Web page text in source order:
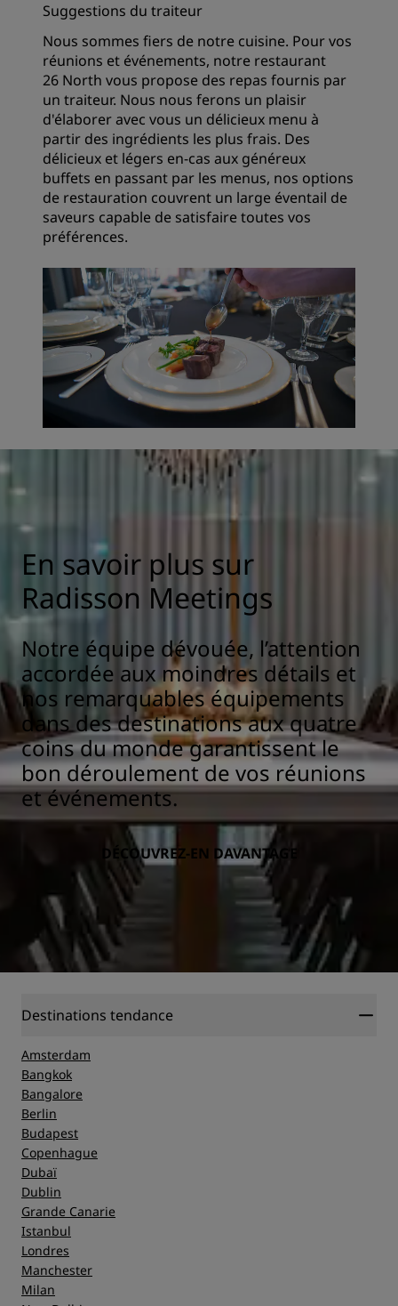
Suggestions du traiteur
Nous sommes fiers de notre cuisine. Pour vos
réunions et événements, notre restaurant
26 North vous propose des repas fournis par
un traiteur. Nous nous ferons un plaisir
d'élaborer avec vous un délicieux menu à
partir des ingrédients les plus frais. Des
délicieux et légers en-cas aux généreux
buffets en passant par les menus, nos options
de restauration couvrent un large éventail de
saveurs capable de satisfaire toutes vos
préférences.
En savoir plus sur
Radisson Meetings
Notre équipe dévouée, l’attention
accordée aux moindres détails et
nos remarquables équipements
dans des destinations aux quatre
coins du monde garantissent le
bon déroulement de vos réunions
et événements.
DÉCOUVREZ-EN DAVANTAGE
Destinations tendance
Amsterdam
Bangkok
Bangalore
Berlin
Budapest
Copenhague
Dubaï
Dublin
Grande Canarie
Istanbul
Londres
Manchester
Milan